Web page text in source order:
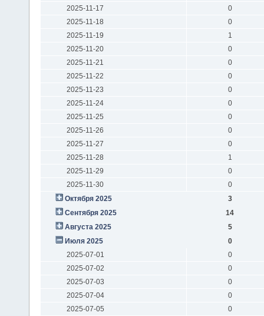
2025-11-17
0
2025-11-18
0
2025-11-19
1
2025-11-20
0
2025-11-21
0
2025-11-22
0
2025-11-23
0
2025-11-24
0
2025-11-25
0
2025-11-26
0
2025-11-27
0
2025-11-28
1
2025-11-29
0
2025-11-30
0
Октября 2025
3
Сентября 2025
14
Августа 2025
5
Июля 2025
0
2025-07-01
0
2025-07-02
0
2025-07-03
0
2025-07-04
0
2025-07-05
0